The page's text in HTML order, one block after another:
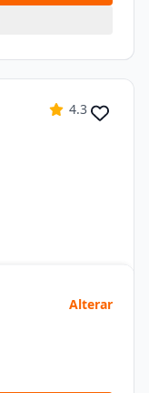
4.3
Alterar